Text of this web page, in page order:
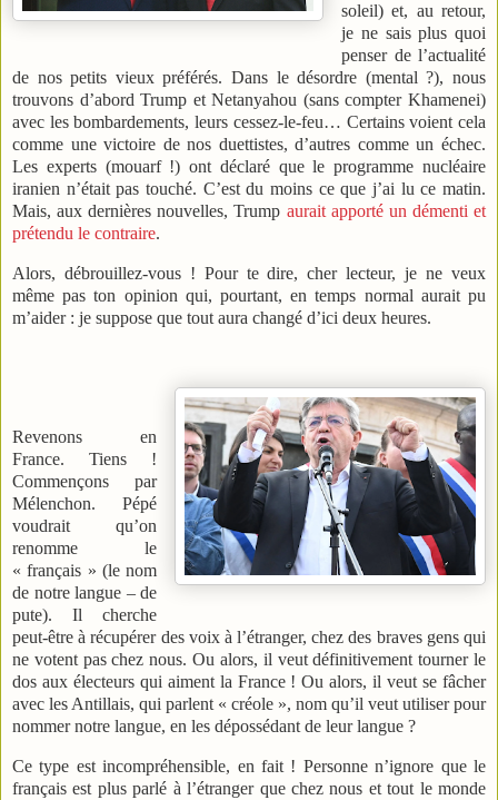
soleil) et, au retour,
je ne sais plus quoi
penser de l’actualité
de nos petits vieux préférés. Dans le désordre (mental ?), nous
trouvons d’abord Trump et Netanyahou (sans compter Khamenei)
avec les bombardements, leurs cessez-le-feu… Certains voient cela
comme une victoire de nos duettistes, d’autres comme un échec.
Les experts (mouarf !) ont déclaré que le programme nucléaire
iranien n’était pas touché. C’est du moins ce que j’ai lu ce matin.
Mais, aux dernières nouvelles, Trump aurait apporté un démenti et
prétendu le contraire.
Alors, débrouillez-vous ! Pour te dire, cher lecteur, je ne veux
même pas ton opinion qui, pourtant, en temps normal aurait pu
m’aider : je suppose que tout aura changé d’ici deux heures.
Revenons en
France. Tiens !
Commençons par
Mélenchon. Pépé
voudrait qu’on
renomme le
« français » (le nom
de notre langue – de
pute). Il cherche
peut-être à récupérer des voix à l’étranger, chez des braves gens qui
ne votent pas chez nous. Ou alors, il veut définitivement tourner le
dos aux électeurs qui aiment la France ! Ou alors, il veut se fâcher
avec les Antillais, qui parlent « créole », nom qu’il veut utiliser pour
nommer notre langue, en les dépossédant de leur langue ?
Ce type est incompréhensible, en fait ! Personne n’ignore que le
français est plus parlé à l’étranger que chez nous et tout le monde